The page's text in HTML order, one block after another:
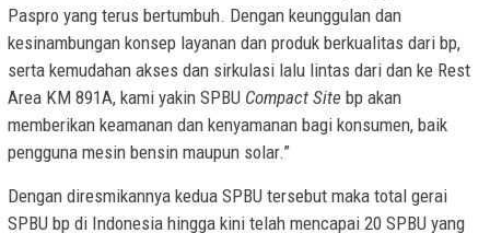
Paspro yang terus bertumbuh. Dengan keunggulan dan
kesinambungan konsep layanan dan produk berkualitas dari bp,
serta kemudahan akses dan sirkulasi lalu lintas dari dan ke Rest
Area KM 891A, kami yakin SPBU Compact Site bp akan
memberikan keamanan dan kenyamanan bagi konsumen, baik
pengguna mesin bensin maupun solar.”
Dengan diresmikannya kedua SPBU tersebut maka total gerai
SPBU bp di Indonesia hingga kini telah mencapai 20 SPBU yang